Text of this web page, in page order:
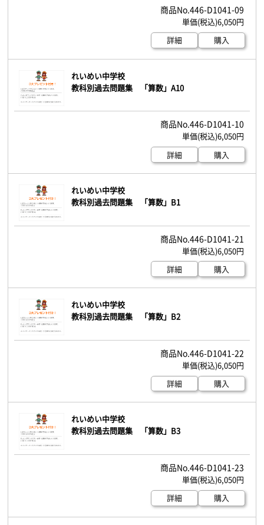
446-D1041-09
6,050円
詳細
購入
れいめい中学校
教科別過去問題集 「算数」A10
446-D1041-10
6,050円
詳細
購入
れいめい中学校
教科別過去問題集 「算数」B1
446-D1041-21
6,050円
詳細
購入
れいめい中学校
教科別過去問題集 「算数」B2
446-D1041-22
6,050円
詳細
購入
れいめい中学校
教科別過去問題集 「算数」B3
446-D1041-23
6,050円
詳細
購入